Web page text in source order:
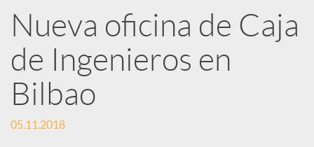
e
d
e
Nueva oficina de Caja
de Ingenieros en
Bilbao
05.11.2018